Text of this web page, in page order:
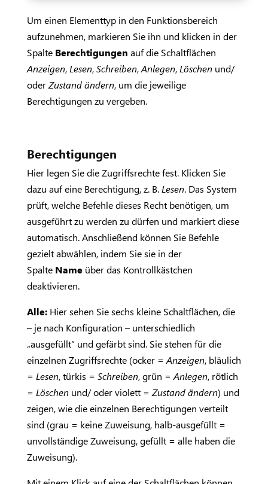
Um einen Elementtyp in den Funktionsbereich
aufzunehmen, markieren Sie ihn und klicken in der
Spalte Berechtigungen auf die Schaltflächen
Anzeigen,Lesen,Schreiben,Anlegen,Löschenund/
oderZustand ändern, um die jeweilige
Berechtigungen zu vergeben.
Berechtigungen
Hier legen Sie die Zugriffsrechte fest. Klicken Sie
dazu auf eine Berechtigung, z. B. Lesen. Das System
prüft, welche Befehle dieses Recht benötigen, um
ausgeführt zu werden zu dürfen und markiert diese
automatisch. Anschließend können Sie Befehle
gezielt abwählen, indem Sie sie in der
Spalte Name über das Kontrollkästchen
deaktivieren.
Alle: Hier sehen Sie sechs kleine Schaltflächen, die
– je nach Konfiguration – unterschiedlich
„ausgefüllt“ und gefärbt sind. Sie stehen für die
einzelnen Zugriffsrechte (ocker = Anzeigen, bläulich
= Lesen, türkis = Schreiben, grün = Anlegen, rötlich
= Löschen und/ oder violett = Zustand ändern) und
zeigen, wie die einzelnen Berechtigungen verteilt
sind (grau = keine Zuweisung, halb-ausgefüllt =
unvollständige Zuweisung, gefüllt = alle haben die
Zuweisung).